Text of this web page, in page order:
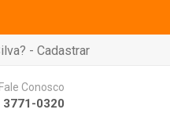
- Cadastrar
Fale Conosco
3771-0320